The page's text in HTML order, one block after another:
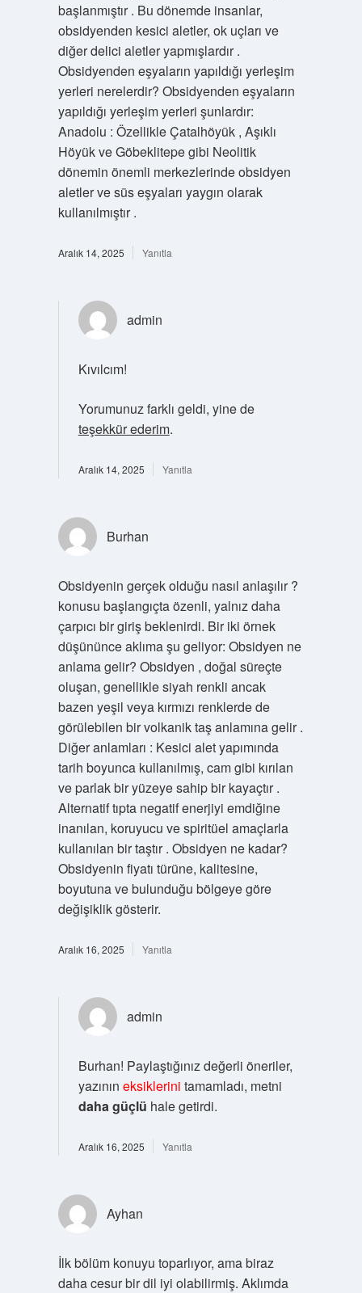
başlanmıştır . Bu dönemde insanlar,
obsidyenden kesici aletler, ok uçları ve
diğer delici aletler yapmışlardır .
Obsidyenden eşyaların yapıldığı yerleşim
yerleri nerelerdir? Obsidyenden eşyaların
yapıldığı yerleşim yerleri şunlardır:
Anadolu : Özellikle Çatalhöyük , Aşıklı
Höyük ve Göbeklitepe gibi Neolitik
dönemin önemli merkezlerinde obsidyen
aletler ve süs eşyaları yaygın olarak
kullanılmıştır .
Aralık 14, 2025 Yanıtla
admin
Kıvılcım!
Yorumunuz farklı geldi, yine de
teşekkür ederim.
Aralık 14, 2025 Yanıtla
Burhan
Obsidyenin gerçek olduğu nasıl anlaşılır ?
konusu başlangıçta özenli, yalnız daha
çarpıcı bir giriş beklenirdi. Bir iki örnek
düşününce aklıma şu geliyor: Obsidyen ne
anlama gelir? Obsidyen , doğal süreçte
oluşan, genellikle siyah renkli ancak
bazen yeşil veya kırmızı renklerde de
görülebilen bir volkanik taş anlamına gelir .
Diğer anlamları : Kesici alet yapımında
tarih boyunca kullanılmış, cam gibi kırılan
ve parlak bir yüzeye sahip bir kayaçtır .
Alternatif tıpta negatif enerjiyi emdiğine
inanılan, koruyucu ve spiritüel amaçlarla
kullanılan bir taştır . Obsidyen ne kadar?
Obsidyenin fiyatı türüne, kalitesine,
boyutuna ve bulunduğu bölgeye göre
değişiklik gösterir.
Aralık 16, 2025 Yanıtla
admin
Burhan! Paylaştığınız değerli öneriler,
yazının eksiklerini tamamladı, metni
daha güçlü hale getirdi.
Aralık 16, 2025 Yanıtla
Ayhan
İlk bölüm konuyu toparlıyor, ama biraz
daha cesur bir dil iyi olabilirmiş. Aklımda